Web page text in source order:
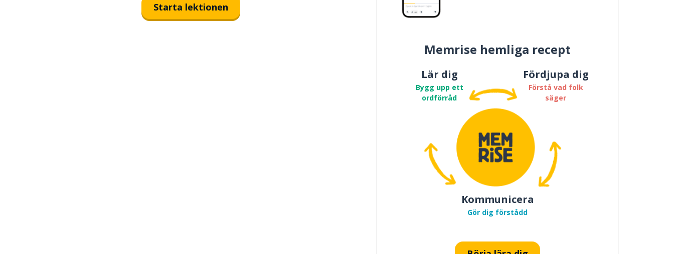
Starta lektionen
Memrise hemliga recept
Lär dig
Bygg upp ett
ordförråd
Fördjupa dig
Förstå vad folk
säger
Kommunicera
Gör dig förstådd